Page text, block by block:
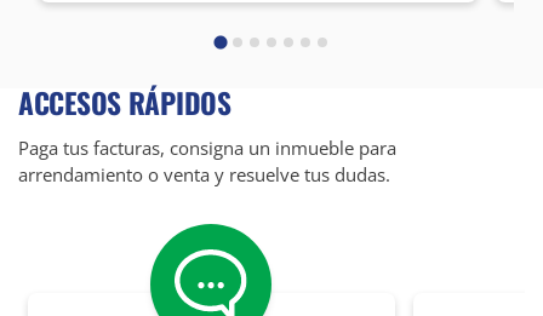
ACCESOS RÁPIDOS
Paga tus facturas, consigna un inmueble para
arrendamiento o venta y resuelve tus dudas.